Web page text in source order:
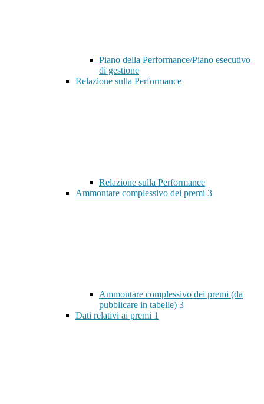
Piano della Performance/Piano esecutivo
di gestione
Relazione sulla Performance
Relazione sulla Performance
Ammontare complessivo dei premi 3
Ammontare complessivo dei premi (da
pubblicare in tabelle) 3
Dati relativi ai premi 1